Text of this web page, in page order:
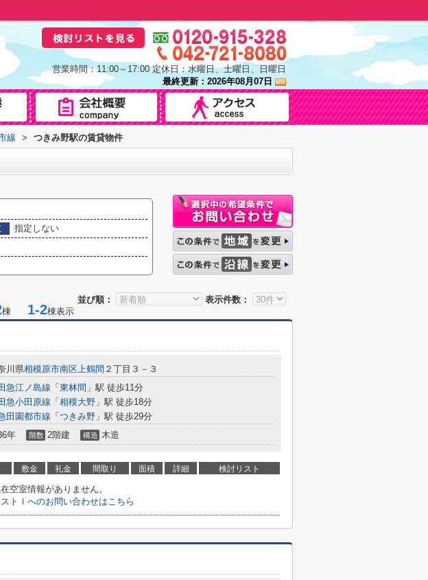
営業時間：11:00～17:00 定休日：水曜日、土曜日、日曜日
最終更新：2026年08月07日
線 > つきみ野駅の賃貸物件
指定しない
並び順： 表示件数：
棟 1-2棟表示
川県相模原市南区上鶴間 ２丁目３－３
急江ノ島線 「 東林間 」駅 徒歩11分
急小田原線 「 相模大野 」駅 徒歩18分
田園都市線 「 つきみ野 」駅 徒歩29分
年 階数 2階建 構造 木造
敷金 礼金 間取り 面積 詳細 検討リスト
空室情報がありません。
トⅠへのお問い合わせはこちら